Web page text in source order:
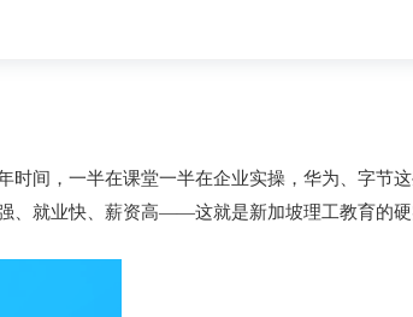
间，一半在课堂一半在企业实操，华为、字节
、就业快、薪资高——这就是新加坡理工教育的硬